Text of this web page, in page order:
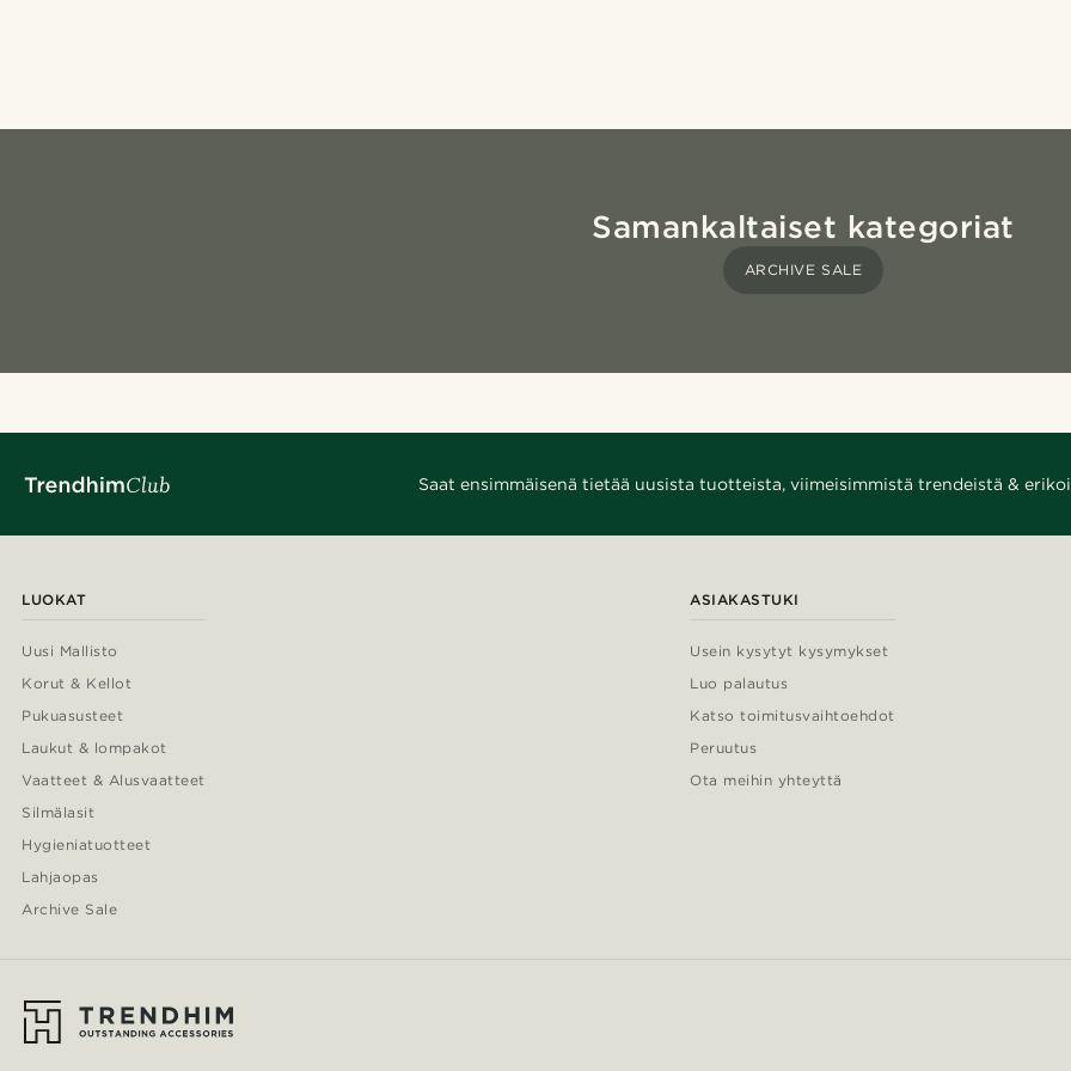
Samankaltaiset kategoriat
ARCHIVE SALE
Saat ensimmäisenä tietää uusista tuotteista, viimeisimmistä trendeistä &
LUOKAT
Uusi Mallisto
Korut & Kellot
Pukuasusteet
Laukut & lompakot
Vaatteet & Alusvaatteet
Silmälasit
Hygieniatuotteet
Lahjaopas
Archive Sale
ASIAKASTUKI
Usein kysytyt kysymykset
Luo palautus
Katso toimitusvaihtoehdot
Peruutus
Ota meihin yhteyttä